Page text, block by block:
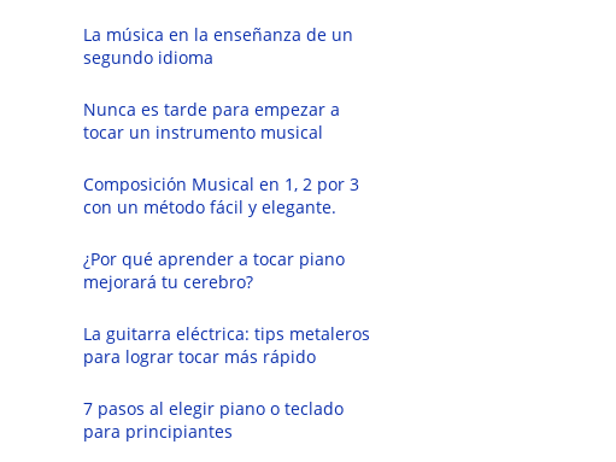
La música en la enseñanza de un
segundo idioma
Nunca es tarde para empezar a
tocar un instrumento musical
Composición Musical en 1, 2 por 3
con un método fácil y elegante.
¿Por qué aprender a tocar piano
mejorará tu cerebro?
La guitarra eléctrica: tips metaleros
para lograr tocar más rápido
7 pasos al elegir piano o teclado
para principiantes